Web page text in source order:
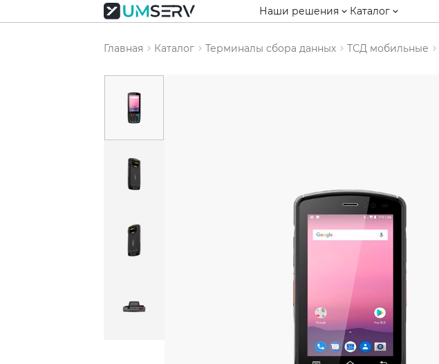
Наши решения Каталог
Главная Каталог Терминалы сбора данных ТСД мобильные